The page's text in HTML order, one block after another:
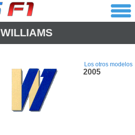
WILLIAMS
Los otros modelos
2005